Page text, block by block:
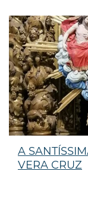
A
VERA CRUZ